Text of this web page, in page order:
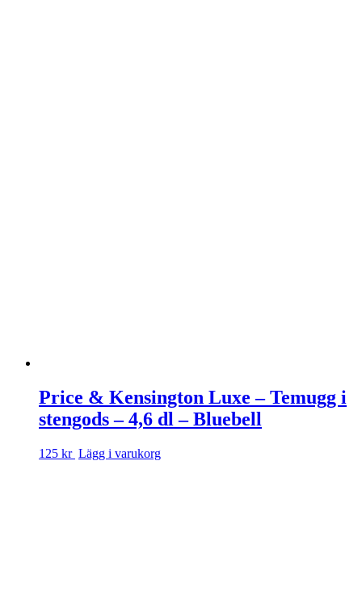
Price & Kensington Luxe – Temugg i
stengods – 4,6 dl – Bluebell
125 kr Lägg i varukorg